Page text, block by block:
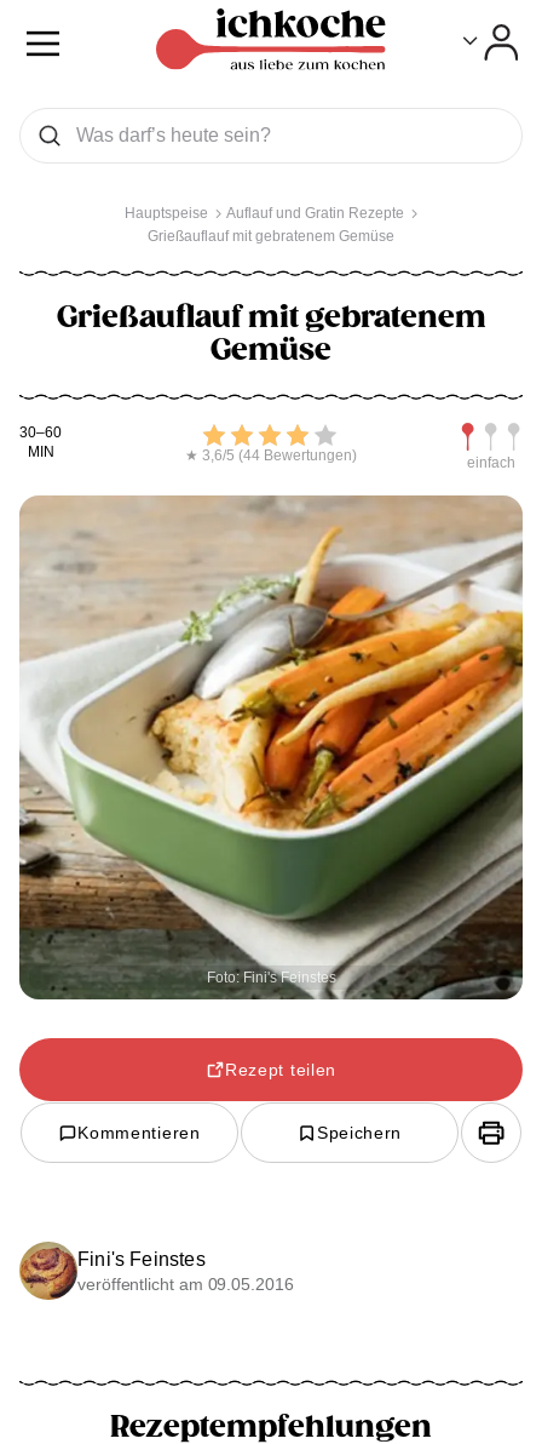
Was wollen Sie suchen
Suchen
Hauptspeise
Auflauf und Gratin Rezepte
Grießauflauf mit gebratenem Gemüse
Grießauflauf mit gebratenem
Gemüse
Kochdauer
30–60
MIN
Bewerten
★ 3,6/5 (44 Bewertungen) einfach
Foto: Fini's Feinstes
Rezept teilen
Kommentieren Speichern
Fini's Feinstes
veröffentlicht am 09.05.2016
Rezeptempfehlungen